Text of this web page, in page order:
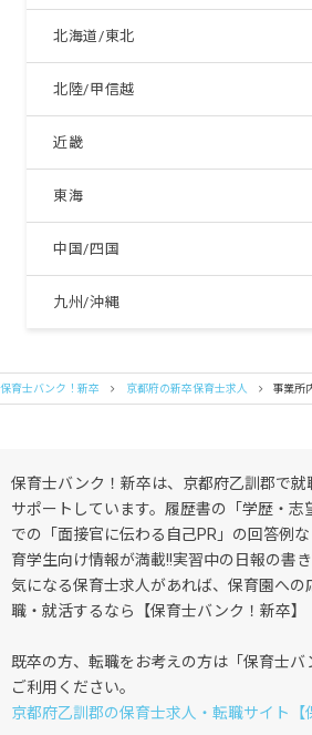
北海道/東北
北陸/甲信越
近畿
東海
中国/四国
九州/沖縄
保育士バンク！新卒 京都府の新卒保育士求人 事業所
保育士バンク！新卒は、京都府乙訓郡で
サポートしています。履歴書の「学歴・志
での「面接官に伝わる自己PR」の回答例
育学生向け情報が満載!!実習中の日報の書
気になる保育士求人があれば、保育園への
職・就活するなら【保育士バンク！新卒】
既卒の方、転職をお考えの方は「保育士
ご利用ください。
京都府乙訓郡の保育士求人・転職サイト【